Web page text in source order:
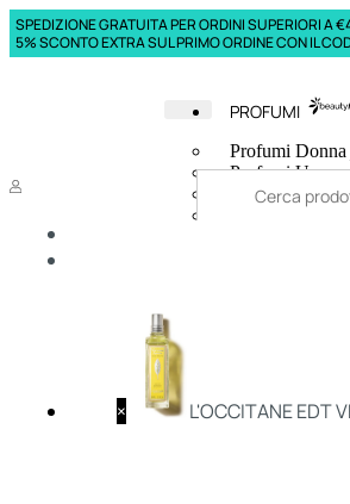
SPEDIZIONE GRATUITA PER ORDINI SUPERIORI A
5% SCONTO EXTRA SUL PRIMO ORDINE CON IL
PROFUMI
Profumi Donna
Profumi Uomo
Deodoranti
× L'OCCITANE EDT